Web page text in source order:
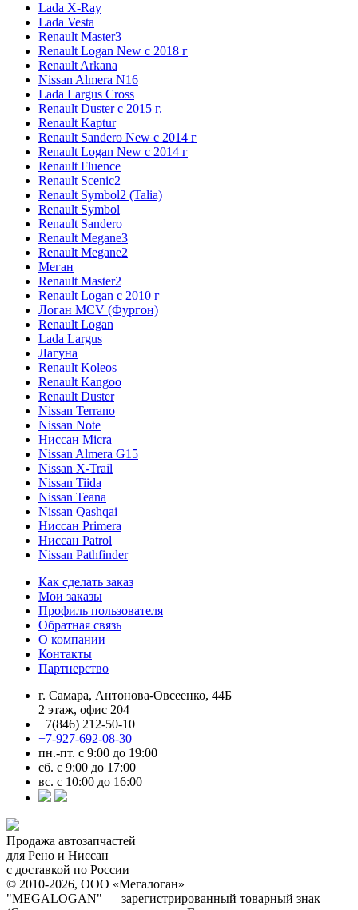
Lada X-Ray
Lada Vesta
Renault Master3
Renault Logan New с 2018 г
Renault Arkana
Nissan Almera N16
Lada Largus Cross
Renault Duster с 2015 г.
Renault Kaptur
Renault Sandero New с 2014 г
Renault Logan New с 2014 г
Renault Fluence
Renault Scenic2
Renault Symbol2 (Talia)
Renault Symbol
Renault Sandero
Renault Megane3
Renault Megane2
Меган
Renault Master2
Renault Logan c 2010 г
Логан МСV (Фургон)
Renault Logan
Lada Largus
Лагуна
Renault Koleos
Renault Kangoo
Renault Duster
Nissan Terrano
Nissan Note
Ниссан Micra
Nissan Almera G15
Nissan X-Trail
Nissan Tiida
Nissan Teana
Nissan Qashqai
Ниссан Primera
Ниссан Patrol
Nissan Pathfinder
Как сделать заказ
Мои заказы
Профиль пользователя
Обратная связь
О компании
Контакты
Партнерство
г. Самара, Антонова-Овсеенко, 44Б
2 этаж, офис 204
+7(846) 212-50-10
+7-927-692-08-30
пн.-пт. с 9:00 до 19:00
сб. с 9:00 до 17:00
вс. с 10:00 до 16:00
Продажа автозапчастей
для Рено и Ниссан
с доставкой по России
© 2010-2026, ООО «Мегалоган»
"MEGALOGAN" — зарегистрированный товарный знак